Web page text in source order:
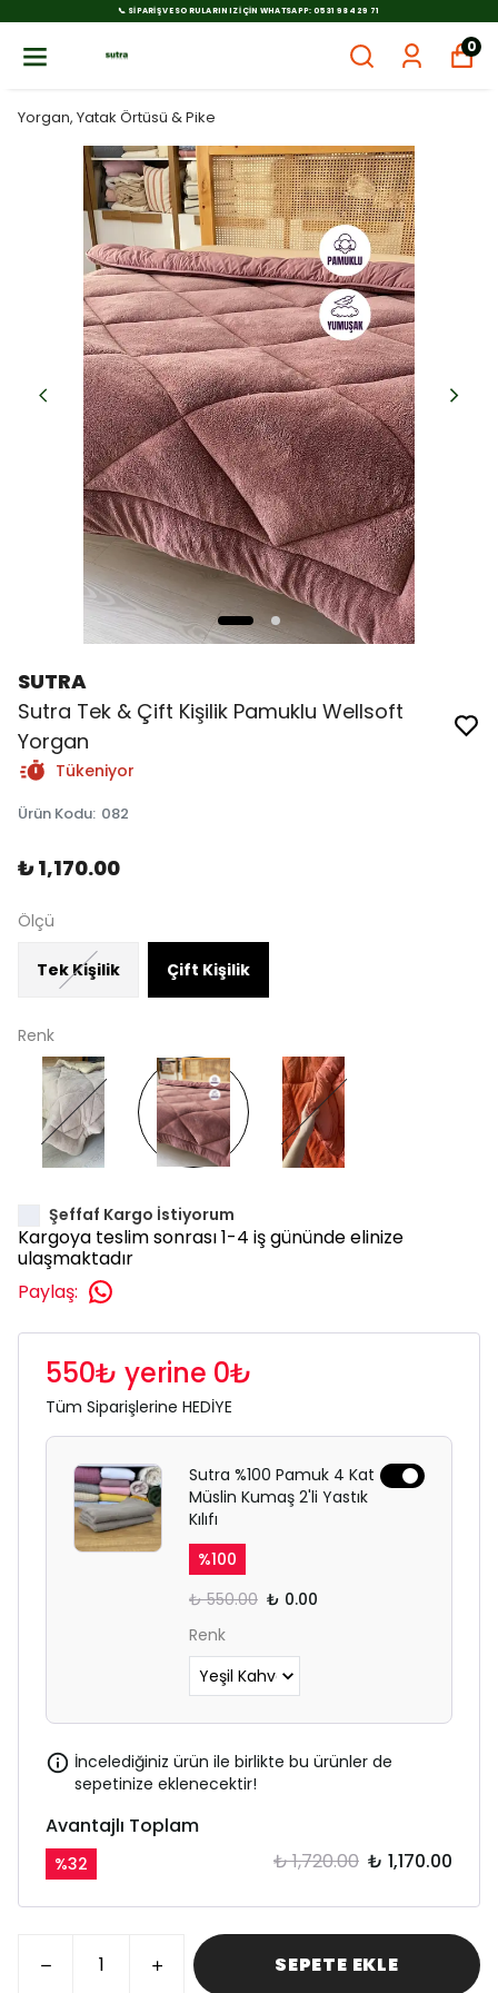
📞 SIPARIŞ VE SORULARINIZ İÇIN WHATSAPP: 0531 984 29 71
0
Yorgan, Yatak Örtüsü & Pike
SUTRA
Sutra Tek & Çift Kişilik Pamuklu Wellsoft
Yorgan
Tükeniyor
Ürün Kodu: 082
₺ 1,170.00
Ölçü
Tek Kişilik Çift Kişilik
Renk
Şeffaf Kargo İstiyorum
Kargoya teslim sonrası 1-4 iş gününde elinize
ulaşmaktadır
Paylaş:
550₺ yerine 0₺
Tüm Siparişlerine HEDİYE
Sutra %100 Pamuk 4 Kat
Müslin Kumaş 2'li Yastık
Kılıfı
%100
₺ 550.00 ₺ 0.00
Renk
İncelediğiniz ürün ile birlikte bu ürünler de
sepetinize eklenecektir!
Avantajlı Toplam
%32 ₺ 1,720.00 ₺ 1,170.00
SEPETE EKLE